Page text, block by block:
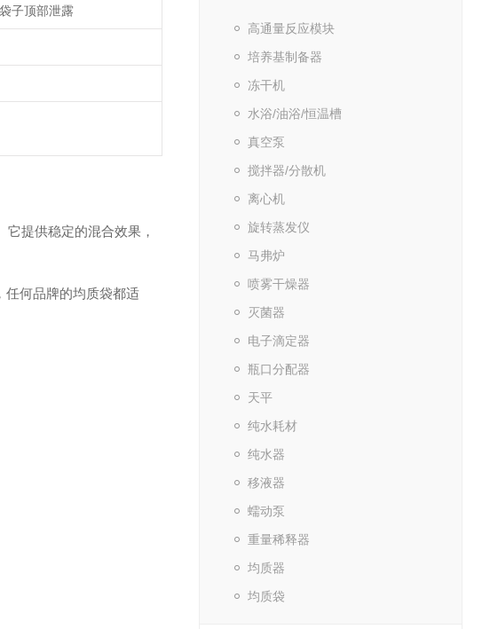
高通量反应模块
培养基制备器
冻干机
水浴/油浴/恒温槽
真空泵
搅拌器/分散机
离心机
旋转蒸发仪
马弗炉
喷雾干燥器
灭菌器
电子滴定器
瓶口分配器
天平
纯水耗材
纯水器
移液器
蠕动泵
重量稀释器
均质器
均质袋
子顶部泄露
它提供稳定的混合效果，
任何品牌的均质袋都适